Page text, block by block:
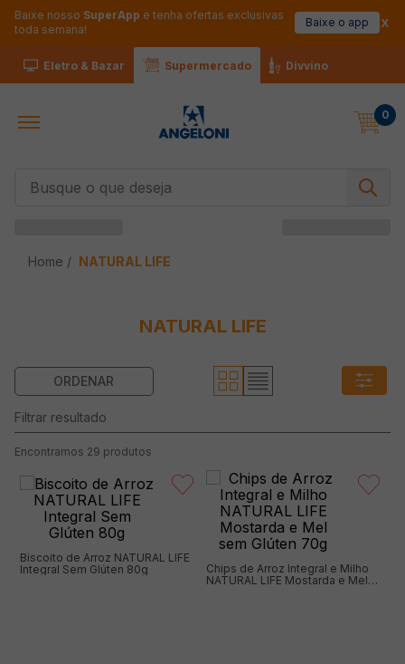
Baixe nosso SuperApp e tenha ofertas exclusivas
toda semana!
Baixe o app
Eletro & Bazar Supermercado Divvino
0
NATURAL LIFE
NATURAL LIFE
29 produtos
Biscoito de Arroz NATURAL LIFE
Integral Sem Glúten 80g
Chips de Arroz Integral e Milho
NATURAL LIFE Mostarda e Mel